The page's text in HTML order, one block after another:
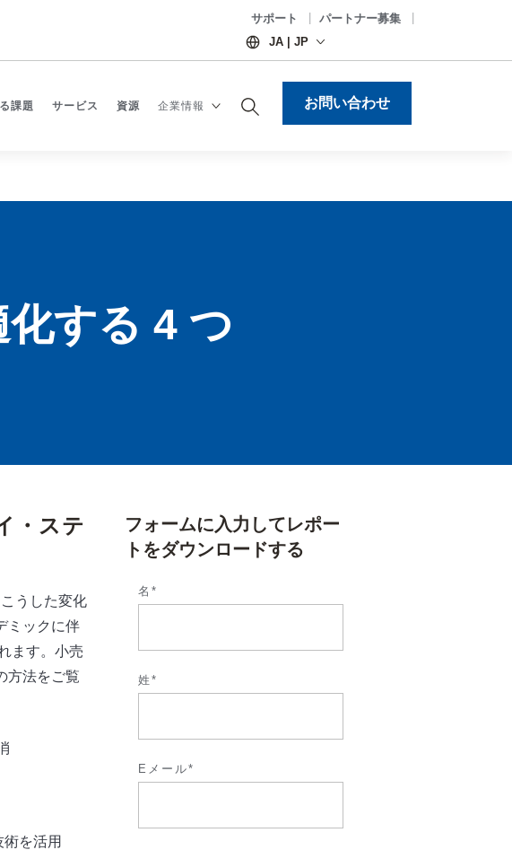
パートナー募集 JA | JP
資源 企業情報​ お問い合わせ
サポート
パートナー募集
JA | JP
課題​ サービス 資源 企業情報​ お問い合わせ
する 4 つ
・ステ
うした変化
ミックに伴
ます。小売
方法をご覧
を活用
フォームに入力してレポー
トをダウンロードする
名*
姓*
Eメール*